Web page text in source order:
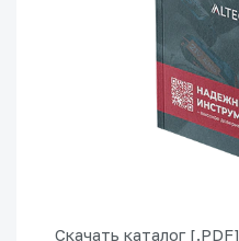
Скачать каталог [.PDF]